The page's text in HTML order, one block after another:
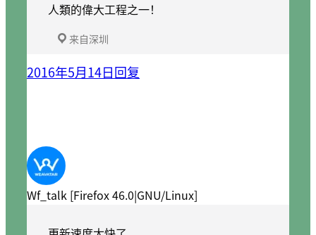
人類的偉大工程之一！
来自深圳
2016年5月14日回复
Wf_talk [Firefox 46.0|GNU/Linux]